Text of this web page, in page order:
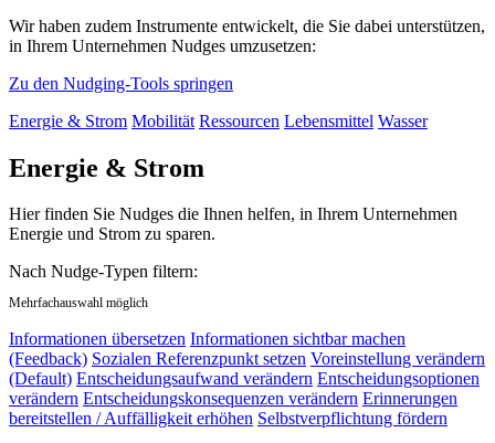
Wir haben zudem Instrumente entwickelt, die Sie dabei unterstützen,
in Ihrem Unternehmen Nudges umzusetzen:
Zu den Nudging-Tools springen
Energie & Strom Mobilität Ressourcen Lebensmittel Wasser
Energie & Strom
Hier finden Sie Nudges die Ihnen helfen, in Ihrem Unternehmen
Energie und Strom zu sparen.
Nach Nudge-Typen filtern:
Mehrfachauswahl möglich
Informationen übersetzen Informationen sichtbar machen
(Feedback) Sozialen Referenzpunkt setzen Voreinstellung verändern
(Default) Entscheidungsaufwand verändern Entscheidungsoptionen
verändern Entscheidungskonsequenzen verändern Erinnerungen
bereitstellen / Auffälligkeit erhöhen Selbstverpflichtung fördern